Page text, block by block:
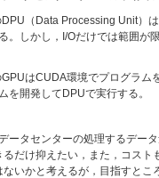
DPU（Data Processing Unit）
。しかし，I/Oだけでは範囲が
GPUはCUDA環境でプログラ
を開発してDPUで実行する。
ータセンターの処理するデ
だけ抑えたい，また，コス
いかと考えるが，目指すと